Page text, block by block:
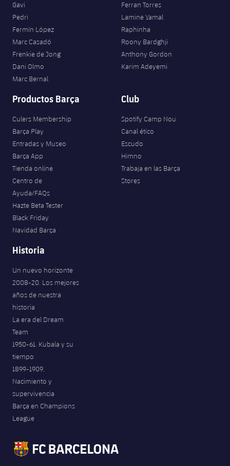
Gavi
Pedri
Fermín López
Marc Casadó
Frenkie de Jong
Dani Olmo
Marc Bernal
Ferran Torres
Lamine Yamal
Raphinha
Roony Bardghji
Anthony Gordon
Karim Adeyemi
Productos Barça
Culers Membership
Barça Play
Entradas y Museo
Barça App
Tienda online
Centro de
Ayuda/FAQs
Hazte Beta Tester
Black Friday
Navidad Barça
Club
Spotify Camp Nou
Canal ético
Escudo
Himno
Trabaja en las Barça
Stores
Historia
Un nuevo horizonte
2008-20. Los mejores
años de nuestra
historia
La era del Dream
Team
1950-61. Kubala y su
tiempo
1899-1909.
Nacimiento y
supervivencia
Barça en Champions
League